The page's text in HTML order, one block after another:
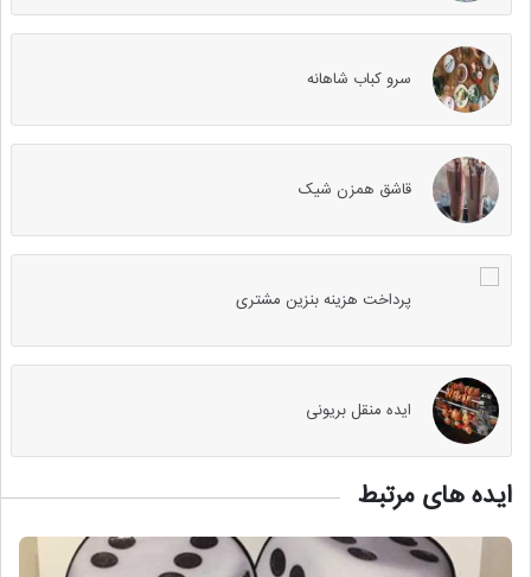
سرو کباب شاهانه
قاشق همزن شیک
پرداخت هزینه بنزین مشتری
ایده منقل بریونی
ایده های مرتبط